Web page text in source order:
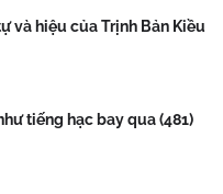
và hiệu của Trịnh Bản Kiều
tiếng hạc bay qua (481)